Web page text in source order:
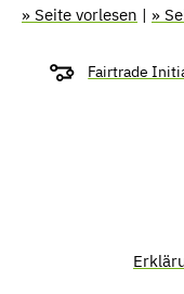
» Seite vorlesen | »
Fairtrade